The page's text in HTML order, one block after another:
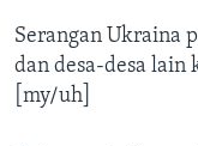
Serangan Ukraina
dan desa-desa
[my/uh]